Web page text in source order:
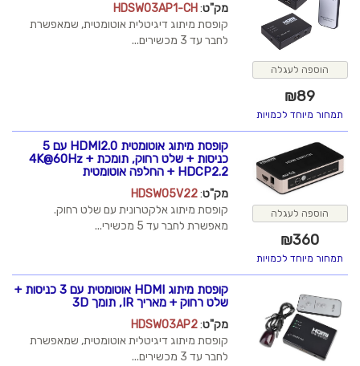
הוספה לעגלה
₪89
תמחור מיוחד לכמויות
מק"ט:
HDSW03AP1-CH
קופסת מיתוג דיגיטלית אוטומטית, שמאפשרת
לחבר עד 3 מכשירים...
הוספה לעגלה
₪360
תמחור מיוחד לכמויות
קופסת מיתוג אוטומטית HDMI2.0 עם 5
כניסות + שלט רחוק, תומכת 4K@60Hz +
HDCP2.2 + החלפה אוטומטית
מק"ט:
HDSW05V22
קופסת מיתוג אלקטרונית עם שלט רחוק.
מאפשרת לחבר עד 5 מכשירי...
קופסת מיתוג HDMI אוטומטית עם 3 כניסות +
שלט רחוק + מאריך IR, תומך 3D
מק"ט:
HDSW03AP2
קופסת מיתוג דיגיטלית אוטומטית, שמאפשרת
לחבר עד 3 מכשירים...